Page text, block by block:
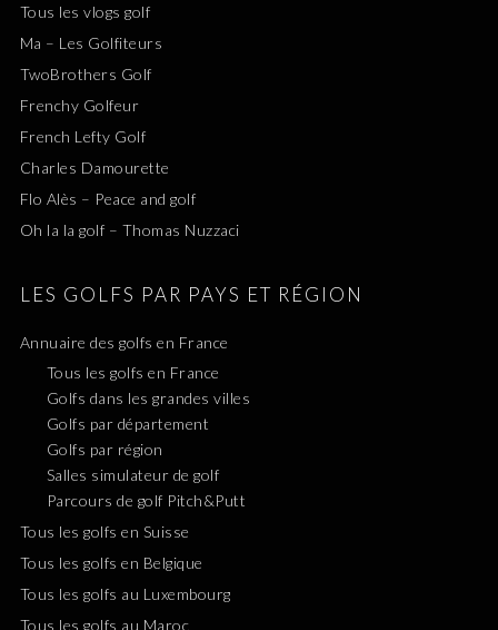
Tous les vlogs golf
Ma – Les Golfiteurs
TwoBrothers Golf
Frenchy Golfeur
French Lefty Golf
Charles Damourette
Flo Alès – Peace and golf
Oh la la golf – Thomas Nuzzaci
LES GOLFS PAR PAYS ET RÉGION
Annuaire des golfs en France
Tous les golfs en France
Golfs dans les grandes villes
Golfs par département
Golfs par région
Salles simulateur de golf
Parcours de golf Pitch&Putt
Tous les golfs en Suisse
Tous les golfs en Belgique
Tous les golfs au Luxembourg
Tous les golfs au Maroc